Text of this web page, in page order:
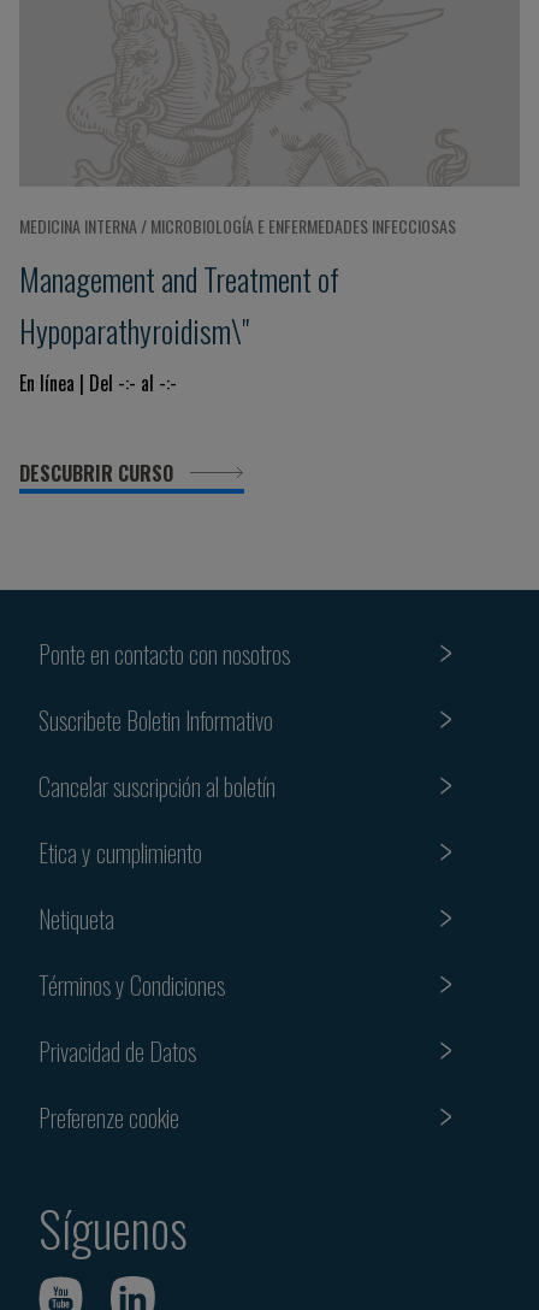
MEDICINA INTERNA / MICROBIOLOGÍA E ENFERMEDADES INFECCIOSAS
Management and Treatment of
Hypoparathyroidism\"
En línea | Del -:- al -:-
DESCUBRIR CURSO
Ponte en contacto con nosotros
Suscribete Boletin Informativo
Cancelar suscripción al boletín
Etica y cumplimiento
Netiqueta
Términos y Condiciones
Privacidad de Datos
Preferenze cookie
Síguenos